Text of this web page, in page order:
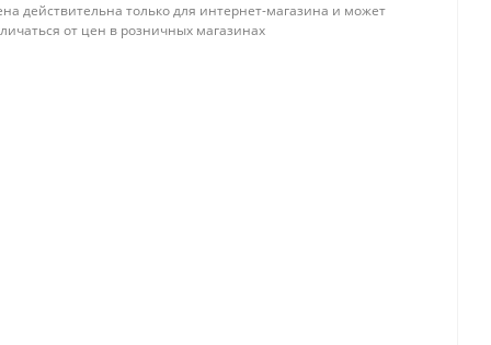
действительна только для интернет-магазина и может
от цен в розничных магазинах